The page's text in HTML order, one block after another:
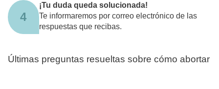
4
¡Tu duda queda solucionada!
Te informaremos por correo electrónico de las
respuestas que recibas.
Últimas preguntas resueltas sobre cómo abortar